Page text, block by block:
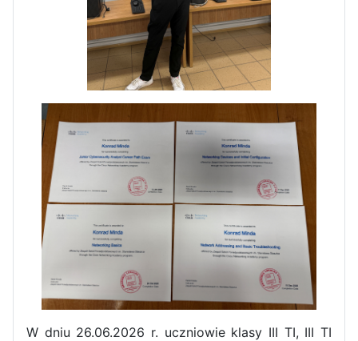
W dniu 26.06.2026 r. uczniowie klasy III TI, III TI